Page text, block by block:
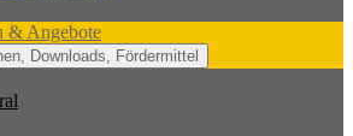
& Angebote
Downloads, Fördermittel